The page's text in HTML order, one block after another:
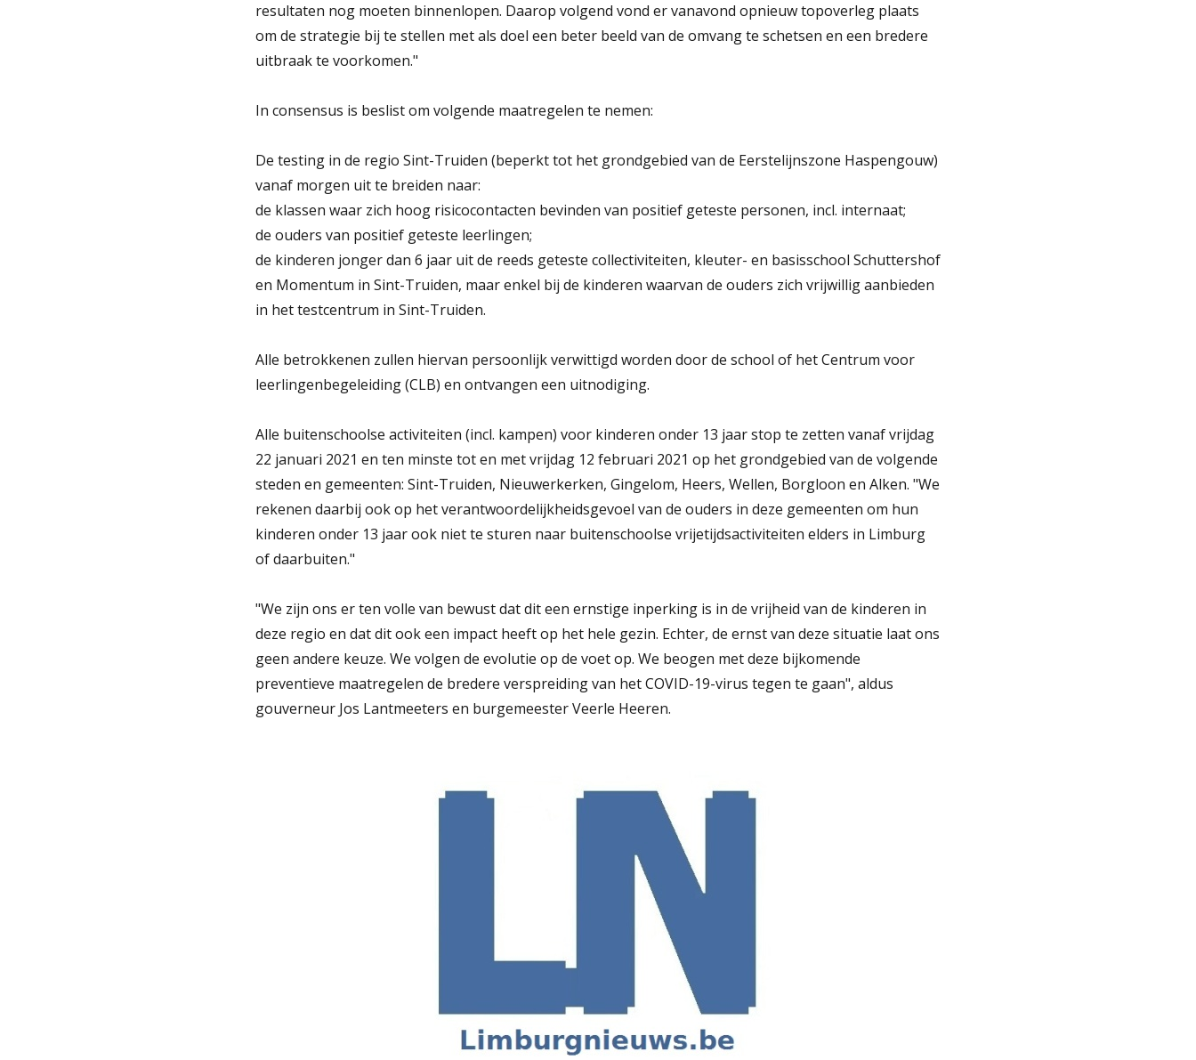
resultaten nog moeten binnenlopen. Daarop volgend vond er vanavond opnieuw topoverleg plaats
om de strategie bij te stellen met als doel een beter beeld van de omvang te schetsen en een bredere
uitbraak te voorkomen."
In consensus is beslist om volgende maatregelen te nemen:
De testing in de regio Sint-Truiden (beperkt tot het grondgebied van de Eerstelijnszone Haspengouw)
vanaf morgen uit te breiden naar:
de klassen waar zich hoog risicocontacten bevinden van positief geteste personen, incl. internaat;
de ouders van positief geteste leerlingen;
de kinderen jonger dan 6 jaar uit de reeds geteste collectiviteiten, kleuter- en basisschool Schuttershof
en Momentum in Sint-Truiden, maar enkel bij de kinderen waarvan de ouders zich vrijwillig aanbieden
in het testcentrum in Sint-Truiden.
Alle betrokkenen zullen hiervan persoonlijk verwittigd worden door de school of het Centrum voor
leerlingenbegeleiding (CLB) en ontvangen een uitnodiging.
Alle buitenschoolse activiteiten (incl. kampen) voor kinderen onder 13 jaar stop te zetten vanaf vrijdag
22 januari 2021 en ten minste tot en met vrijdag 12 februari 2021 op het grondgebied van de volgende
steden en gemeenten: Sint-Truiden, Nieuwerkerken, Gingelom, Heers, Wellen, Borgloon en Alken. "We
rekenen daarbij ook op het verantwoordelijkheidsgevoel van de ouders in deze gemeenten om hun
kinderen onder 13 jaar ook niet te sturen naar buitenschoolse vrijetijdsactiviteiten elders in Limburg
of daarbuiten."
"We zijn ons er ten volle van bewust dat dit een ernstige inperking is in de vrijheid van de kinderen in
deze regio en dat dit ook een impact heeft op het hele gezin. Echter, de ernst van deze situatie laat ons
geen andere keuze. We volgen de evolutie op de voet op. We beogen met deze bijkomende
preventieve maatregelen de bredere verspreiding van het COVID-19-virus tegen te gaan", aldus
gouverneur Jos Lantmeeters en burgemeester Veerle Heeren.